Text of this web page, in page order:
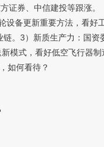
券、中信建投等跟涨。
更新重要方法，看好
。3）新质生产力：国
模式，看好低空飞行器
如何看待？